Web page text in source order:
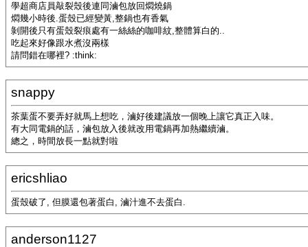
學超商店員敲裂殼後連同滷包放回燜燒鍋
燜幾小時後.蛋殼已經變黃,整鍋也有香氣
剝開後只有蛋殼裂痕處有一絲絲的咖啡紋,整體算白的..
吃起來好像跟水煮沒兩樣
請問錯在哪裡? :think:
snappy
茶葉蛋不要弄好就馬上想吃，滷好後建議放一個晚上讓它真正入味。
有大同電鍋的話，滷包放入後就改用電鍋再加熱繼續滷。
總之，時間放長一點就對啦
ericshliao
蛋殼破了, 但膜還包著蛋白, 滷汁進不去蛋白.
anderson1127